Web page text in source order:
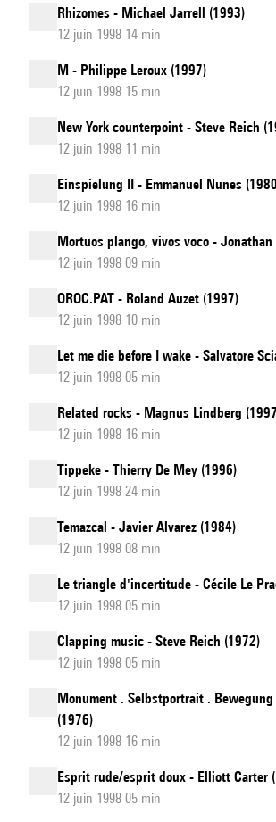
Rhizomes - Michael Jarrell (1993)
12 juin 1998 14 min
M - Philippe Leroux (1997)
12 juin 1998 15 min
New York counterpoint - Steve Reich
12 juin 1998 11 min
Einspielung II - Emmanuel Nunes
12 juin 1998 16 min
Mortuos plango, vivos voco - Jonathan
12 juin 1998 09 min
OROC.PAT - Roland Auzet (1997)
12 juin 1998 10 min
Let me die before I wake - Salvatore
12 juin 1998 05 min
Related rocks - Magnus Lindberg
12 juin 1998 16 min
Tippeke - Thierry De Mey (1996)
12 juin 1998 24 min
Temazcal - Javier Alvarez (1984)
12 juin 1998 08 min
Le triangle d'incertitude - Cécile Le
12 juin 1998 05 min
Clapping music - Steve Reich (1972)
12 juin 1998 05 min
Monument . Selbstportrait .
(1976)
12 juin 1998 16 min
Esprit rude/esprit doux - Elliott Carter
12 juin 1998 05 min